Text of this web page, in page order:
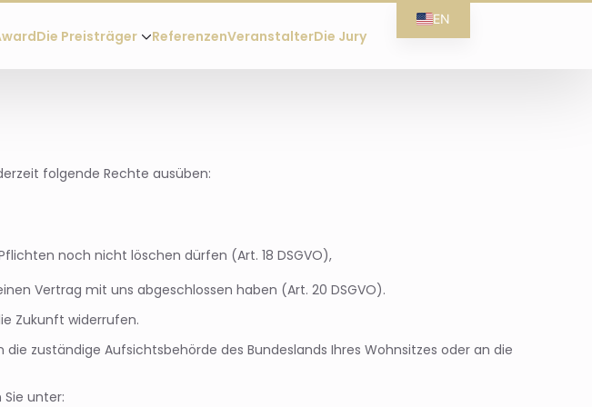
Die Preisträger ReferenzenVeranstalterDie Jury
folgende Rechte ausüben:
noch nicht löschen dürfen (Art. 18 DSGVO),
Vertrag mit uns abgeschlossen haben (Art. 20 DSGVO).
Zukunft widerrufen.
zuständige Aufsichtsbehörde des Bundeslands Ihres Wohnsitzes oder an die
unter:
EN